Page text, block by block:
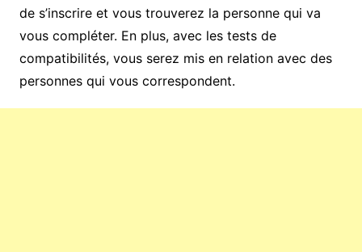
de s’inscrire et vous trouverez la personne qui va
vous compléter. En plus, avec les tests de
compatibilités, vous serez mis en relation avec des
personnes qui vous correspondent.